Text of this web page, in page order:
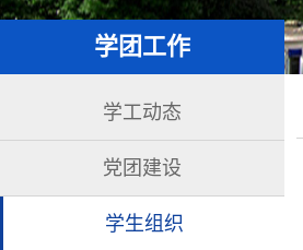
学团工作
学工动态
党团建设
学生组织